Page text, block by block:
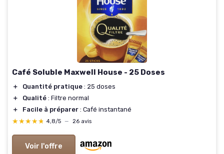
Café Soluble Maxwell House - 25 Doses
＋ Quantité pratique : 25 doses
＋
Qualité : Filtre normal
＋
Facile à préparer : Café instantané
★★★★★
★★★★★ 4,8/5 — 26 avis
Voir l'offre